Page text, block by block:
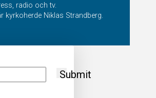
radio och tv.
kyrkoherde Niklas Strandberg.
Submit